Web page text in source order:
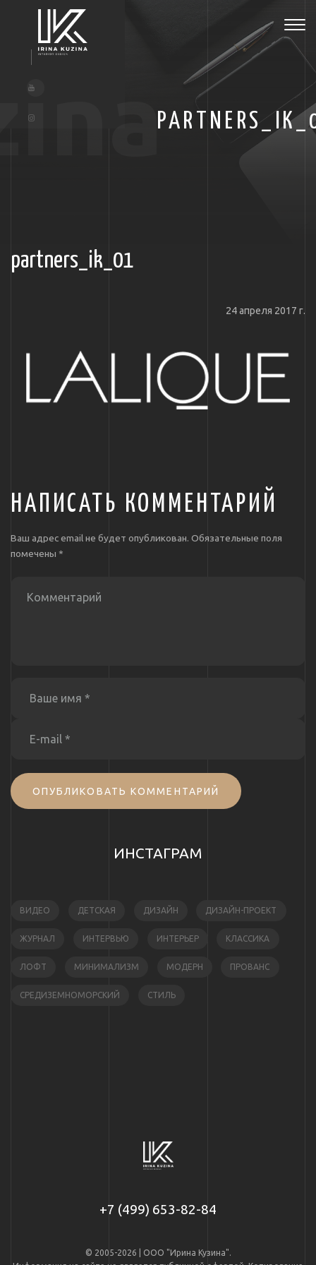
partners_ik_01
24 апреля 2017 г.
НАПИСАТЬ КОММЕНТАРИЙ
Ваш адрес email не будет опубликован. Обязательные поля
помечены *
ОПУБЛИКОВАТЬ КОММЕНТАРИЙ
ИНСТАГРАМ
ВИДЕО ДЕТСКАЯ ДИЗАЙН ДИЗАЙН-ПРОЕКТ
ЖУРНАЛ ИНТЕРВЬЮ ИНТЕРЬЕР КЛАССИКА
ЛОФТ МИНИМАЛИЗМ МОДЕРН ПРОВАНС
СРЕДИЗЕМНОМОРСКИЙ СТИЛЬ
+7 (499) 653-82-84
© 2005-2026 | ООО "Ирина Кузина".